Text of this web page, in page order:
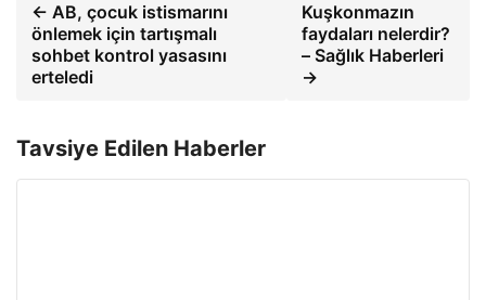
← AB, çocuk istismarını
önlemek için tartışmalı
sohbet kontrol yasasını
erteledi
Kuşkonmazın
faydaları nelerdir?
– Sağlık Haberleri
→
Tavsiye Edilen Haberler